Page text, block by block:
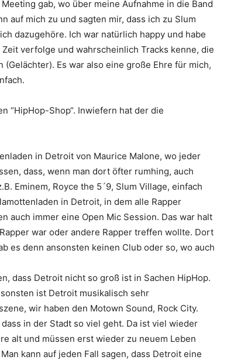
gab, wo über meine Aufnahme in die Band
auf mich zu und sagten mir, dass ich zu Slum
dazugehöre. Ich war natürlich happy und habe
verfolge und wahrscheinlich Tracks kenne, die
Es war also eine große Ehre für mich,
“HipHop-Shop“. Inwiefern hat der die
in Detroit von Maurice Malone, wo jeder
dass, wenn man dort öfter rumhing, auch
Eminem, Royce the 5´9, Slum Village, einfach
in Detroit, in dem alle Rapper
auch immer eine Open Mic Session. Das war halt
war oder andere Rapper treffen wollte. Dort
es denn ansonsten keinen Club oder so, wo auch
dass Detroit nicht so groß ist in Sachen HipHop.
ist Detroit musikalisch sehr
wir haben den Motown Sound, Rock City.
in der Stadt so viel geht. Da ist viel wieder
alt und müssen erst wieder zu neuem Leben
kann auf jeden Fall sagen, dass Detroit eine